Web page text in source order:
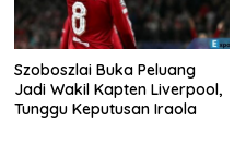
Szoboszlai Buka Peluang
Jadi Wakil Kapten Liverpool,
Tunggu Keputusan Iraola